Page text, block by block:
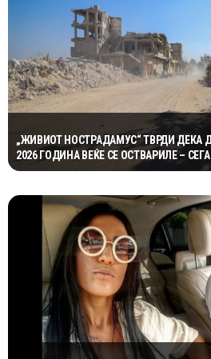
„ЖИВИОТ НОСТРАДАМУС“ ТВРДИ ДЕКА
2026 ГОДИНА ВЕЌЕ СЕ ОСТВАРИЛЕ –